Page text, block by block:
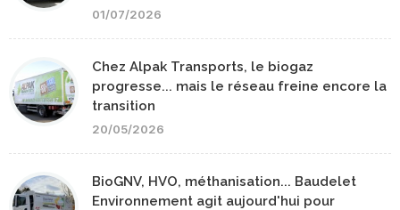
01/07/2026
Chez Alpak Transports, le biogaz
progresse... mais le réseau freine encore la
transition
20/05/2026
BioGNV, HVO, méthanisation... Baudelet
Environnement agit aujourd'hui pour